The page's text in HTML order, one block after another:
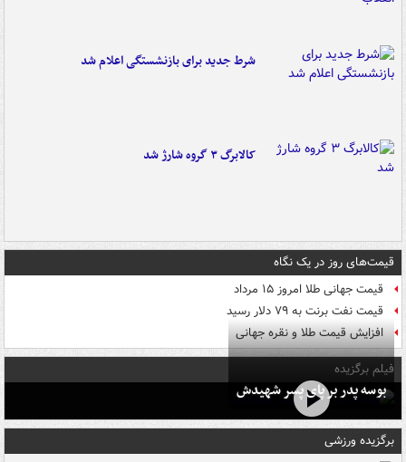
شرط جدید برای بازنشستگی اعلام شد
کالابرگ ۳ گروه شارژ شد
قیمت‌های روز در یک نگاه
قیمت جهانی طلا امروز ۱۵ مرداد
قیمت نفت برنت به ۷۹ دلار رسید
افزایش قیمت طلا و نقره جهانی
فیلم برگزیده
بوسه‌ پدر بر پای پسر شهیدش
برگزیده ورزشی